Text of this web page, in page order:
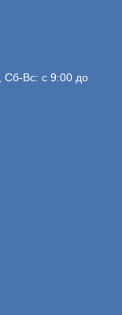
Сб-Вс: с 9:00 до